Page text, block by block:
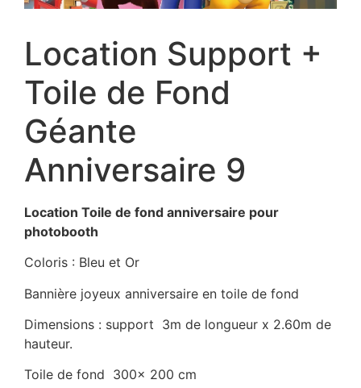
Location Support +
Toile de Fond
Géante
Anniversaire 9
Location Toile de fond anniversaire pour
photobooth
Coloris : Bleu et Or
Bannière joyeux anniversaire en toile de fond
Dimensions : support 3m de longueur x 2.60m de
hauteur.
Toile de fond 300x 200 cm